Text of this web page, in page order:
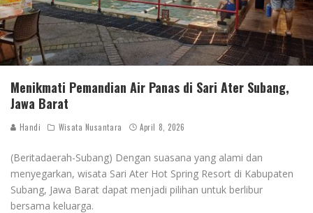
Menikmati Pemandian Air Panas di Sari Ater Subang,
Jawa Barat
Handi Wisata Nusantara April 8, 2026
(Beritadaerah-Subang) Dengan suasana yang alami dan
menyegarkan, wisata Sari Ater Hot Spring Resort di Kabupaten
Subang, Jawa Barat dapat menjadi pilihan untuk berlibur
bersama keluarga.